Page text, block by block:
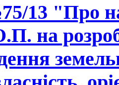
13 "Про
на